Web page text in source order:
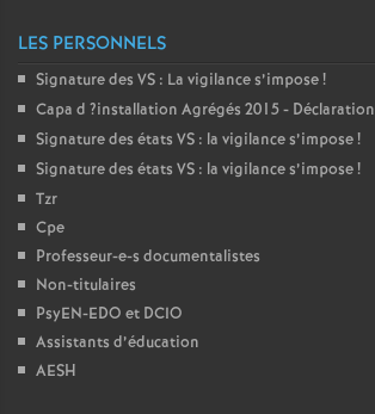
LES PERSONNELS
Signature des VS : La vigilance s’impose!
Capa d ?installation Agrégés 2015 - Déclaration
Signature des états VS : la vigilance s’impose!
Signature des états VS : la vigilance s’impose!
Tzr
Cpe
Professeur-e-s documentalistes
Non-titulaires
PsyEN-EDO et DCIO
Assistants d’éducation
AESH